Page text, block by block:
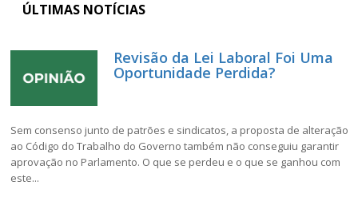
ÚLTIMAS NOTÍCIAS
Revisão da Lei Laboral Foi Uma
Oportunidade Perdida?
Sem consenso junto de patrões e sindicatos, a proposta de alteração
ao Código do Trabalho do Governo também não conseguiu garantir
aprovação no Parlamento. O que se perdeu e o que se ganhou com
este...